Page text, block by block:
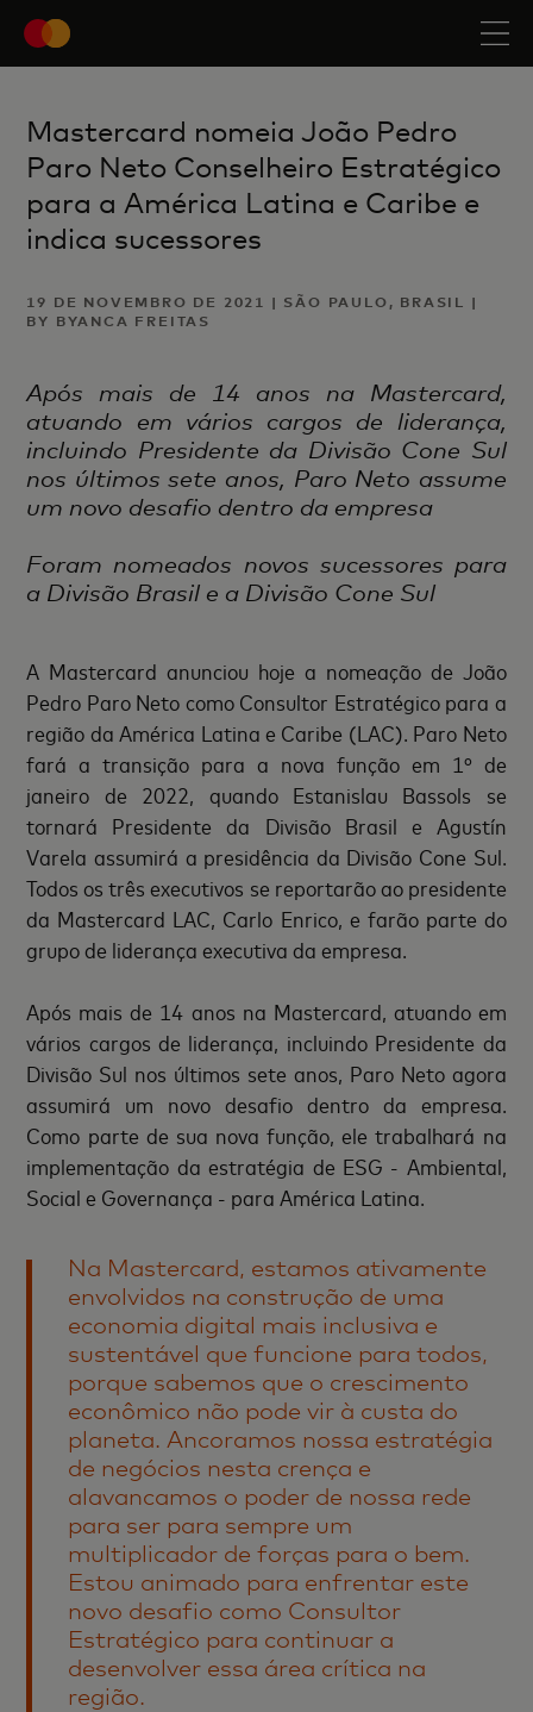
Mastercard nomeia João Pedro
Paro Neto Conselheiro Estratégico
para a América Latina e Caribe e
indica sucessores
19 DE NOVEMBRO DE 2021 | SÃO PAULO, BRASIL |
BY BYANCA FREITAS
Após mais de 14 anos na Mastercard,
atuando em vários cargos de liderança,
incluindo Presidente da Divisão Cone Sul
nos últimos sete anos, Paro Neto assume
um novo desafio dentro da empresa
Foram nomeados novos sucessores para
a Divisão Brasil e a Divisão Cone Sul
A Mastercard anunciou hoje a nomeação de João
Pedro Paro Neto como Consultor Estratégico para a
região da América Latina e Caribe (LAC). Paro Neto
fará a transição para a nova função em 1º de
janeiro de 2022, quando Estanislau Bassols se
tornará Presidente da Divisão Brasil e Agustín
Varela assumirá a presidência da Divisão Cone Sul.
Todos os três executivos se reportarão ao presidente
da Mastercard LAC, Carlo Enrico, e farão parte do
grupo de liderança executiva da empresa.
Após mais de 14 anos na Mastercard, atuando em
vários cargos de liderança, incluindo Presidente da
Divisão Sul nos últimos sete anos, Paro Neto agora
assumirá um novo desafio dentro da empresa.
Como parte de sua nova função, ele trabalhará na
implementação da estratégia de ESG - Ambiental,
Social e Governança - para América Latina.
Na Mastercard, estamos ativamente
envolvidos na construção de uma
economia digital mais inclusiva e
sustentável que funcione para todos,
porque sabemos que o crescimento
econômico não pode vir à custa do
planeta. Ancoramos nossa estratégia
de negócios nesta crença e
alavancamos o poder de nossa rede
para ser para sempre um
multiplicador de forças para o bem.
Estou animado para enfrentar este
novo desafio como Consultor
Estratégico para continuar a
desenvolver essa área crítica na
região.